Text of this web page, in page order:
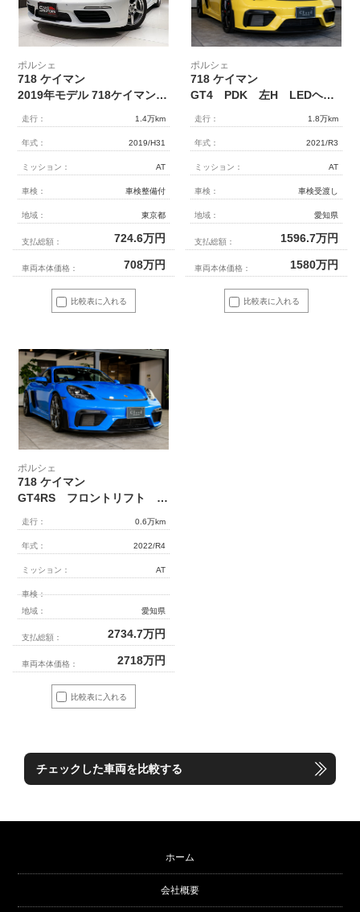
比較表に入れる
ポルシェ
718 ケイマン
2019年モデル 718ケイマン MT RHD スポーツロノPKG 18インチAW ホワイト
走行： 1.4万km
年式： 2019/H31
ミッション： AT
車検： 車検整備付
地域： 東京都
支払総額： 724.6万円
車両本体価格： 708万円
比較表に入れる
ポルシェ
718 ケイマン
GT4 PDK 左H LEDヘッドライト(PDLS Plus) クロノパッケージ
走行： 1.8万km
年式： 2021/R3
ミッション： AT
車検： 車検受渡し
地域： 愛知県
支払総額： 1596.7万円
車両本体価格： 1580万円
比較表に入れる
ポルシェ
718 ケイマン
GT4RS フロントリフト レザー＆RACE‐TEXインテリア PDLS＋
走行： 0.6万km
年式： 2022/R4
ミッション： AT
車検：
地域：
愛知県
支払総額： 2734.7万円
車両本体価格： 2718万円
チェックした車両を比較する
ホーム
会社概要